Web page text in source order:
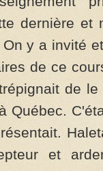
dernière et
y a invité
de ce
de
Québec.
et